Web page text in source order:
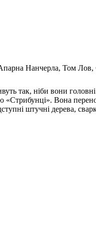
Нанчерла, Том Лов,
так, ніби вони
Вона
штучні дерева,